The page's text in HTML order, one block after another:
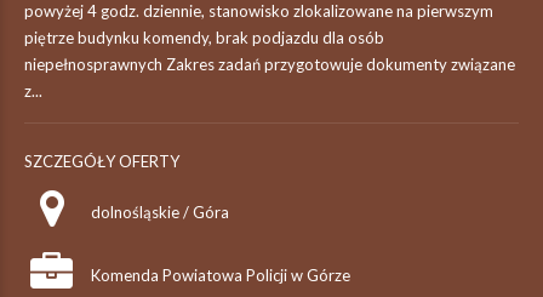
powyżej 4 godz. dziennie, stanowisko zlokalizowane na pierwszym
piętrze budynku komendy, brak podjazdu dla osób
niepełnosprawnych Zakres zadań przygotowuje dokumenty związane
z...
SZCZEGÓŁY OFERTY
dolnośląskie / Góra
Komenda Powiatowa Policji w Górze